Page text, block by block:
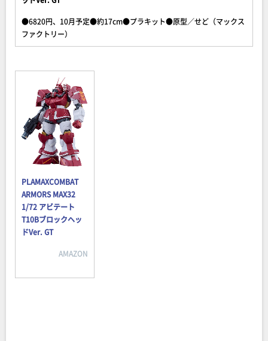
●6820円、10月予定●約17cm●プラキット●原型／せど（マックス
ファクトリー）
PLAMAXCOMBAT
ARMORS MAX32
1/72 アビテート
T10Bブロックヘッ
ドVer. GT
AMAZON